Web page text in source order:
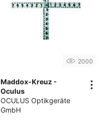
2000
Maddox-Kreuz -
Oculus
OCULUS Optikgeräte
GmbH